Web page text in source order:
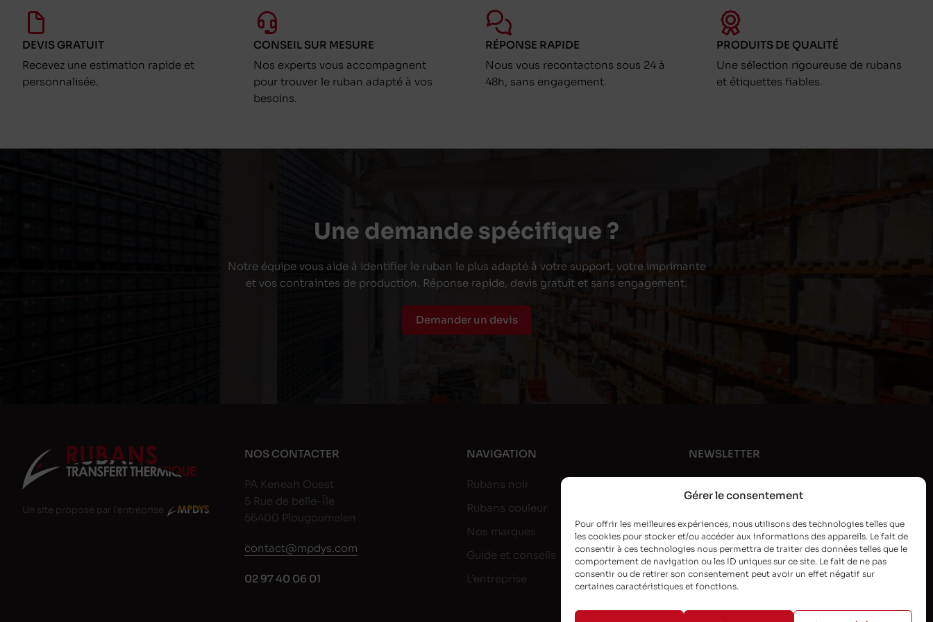
Gérer le consentement
Pour offrir les meilleures expériences, nous utilisons des technologies telles que
les cookies pour stocker et/ou accéder aux informations des appareils. Le fait de
consentir à ces technologies nous permettra de traiter des données telles que le
comportement de navigation ou les ID uniques sur ce site. Le fait de ne pas
consentir ou de retirer son consentement peut avoir un effet négatif sur
certaines caractéristiques et fonctions.
DEVIS GRATUIT
Recevez une estimation rapide et
personnalisée.
CONSEIL SUR MESURE
Nos experts vous accompagnent
pour trouver le ruban adapté à vos
besoins.
RÉPONSE RAPIDE
Nous vous recontactons sous 24 à
48h, sans engagement.
PRODUITS DE QUALITÉ
Une sélection rigoureuse de rubans
et étiquettes fiables.
Une demande spécifique ?
Notre équipe vous aide à identifier le ruban le plus adapté à votre support, votre imprimante
et vos contraintes de production. Réponse rapide, devis gratuit et sans engagement.
Demander un devis
Un site proposé par l'entreprise
NOS CONTACTER
PA Keneah Ouest
5 Rue de belle-Île
56400 Plougoumelen
contact@mpdys.com
02 97 40 06 01
NAVIGATION
Rubans noir
Rubans couleur
Nos marques
Guide et conseils
L’entreprise
NEWSLETTER